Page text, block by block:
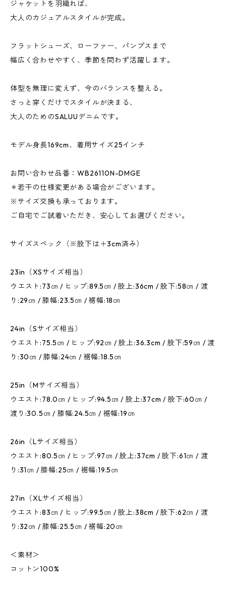
ジャケットを羽織れば、
大人のカジュアルスタイルが完成。
フラットシューズ、ローファー、パンプスまで
幅広く合わせやすく、季節を問わず活躍します。
体型を無理に変えず、今のバランスを整える。
さっと穿くだけでスタイルが決まる、
大人のためのSALUUデニムです。
モデル身長169cm、着用サイズ25インチ
お問い合わせ品番：WB26110N-DMGE
＊若干の仕様変更がある場合がございます。
※サイズ交換も承っております。
ご自宅でご試着いただき、安心してお選びください。
サイズスペック（※股下は＋3cm済み）
23in（XSサイズ相当）
ウエスト:73㎝ / ヒップ:89.5㎝ / 股上:36cm / 股下:58㎝ / 渡
り:29㎝ / 膝幅:23.5㎝ / 裾幅:18㎝
24in（Sサイズ相当）
ウエスト:75.5㎝ / ヒップ:92㎝ / 股上:36.3cm / 股下:59㎝ / 渡
り:30㎝ / 膝幅:24㎝ / 裾幅:18.5㎝
25in（Mサイズ相当）
ウエスト:78.0㎝ / ヒップ:94.5㎝ / 股上:37cm / 股下:60㎝ /
渡り:30.5㎝ / 膝幅:24.5㎝ / 裾幅:19㎝
26in（Lサイズ相当）
ウエスト:80.5㎝ / ヒップ:97㎝ / 股上:37cm / 股下:61㎝ / 渡
り:31㎝ / 膝幅:25㎝ / 裾幅:19.5㎝
27in（XLサイズ相当）
ウエスト:83㎝ / ヒップ:99.5㎝ / 股上:38cm / 股下:62㎝ / 渡
り:32㎝ / 膝幅:25.5㎝ / 裾幅:20㎝
＜素材＞
コットン100%